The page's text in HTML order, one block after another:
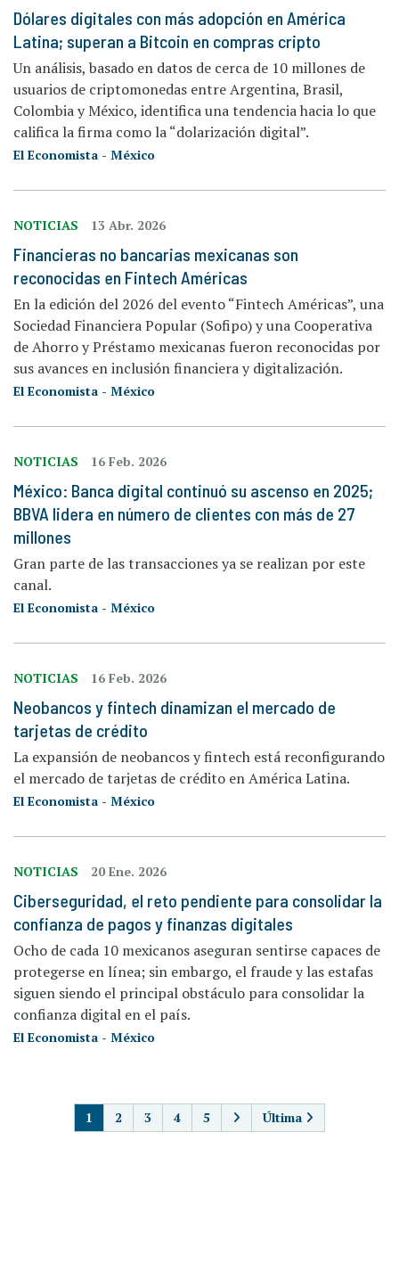
Dólares digitales con más adopción en América
Latina; superan a Bitcoin en compras cripto
Un análisis, basado en datos de cerca de 10 millones de
usuarios de criptomonedas entre Argentina, Brasil,
Colombia y México, identifica una tendencia hacia lo que
califica la firma como la “dolarización digital”.
El Economista - México
NOTICIAS 13 Abr. 2026
Financieras no bancarias mexicanas son
reconocidas en Fintech Américas
En la edición del 2026 del evento “Fintech Américas”, una
Sociedad Financiera Popular (Sofipo) y una Cooperativa
de Ahorro y Préstamo mexicanas fueron reconocidas por
sus avances en inclusión financiera y digitalización.
El Economista - México
NOTICIAS 16 Feb. 2026
México: Banca digital continuó su ascenso en 2025;
BBVA lidera en número de clientes con más de 27
millones
Gran parte de las transacciones ya se realizan por este
canal.
El Economista - México
NOTICIAS 16 Feb. 2026
Neobancos y fintech dinamizan el mercado de
tarjetas de crédito
La expansión de neobancos y fintech está reconfigurando
el mercado de tarjetas de crédito en América Latina.
El Economista - México
NOTICIAS 20 Ene. 2026
Ciberseguridad, el reto pendiente para consolidar la
confianza de pagos y finanzas digitales
Ocho de cada 10 mexicanos aseguran sentirse capaces de
protegerse en línea; sin embargo, el fraude y las estafas
siguen siendo el principal obstáculo para consolidar la
confianza digital en el país.
El Economista - México
1 2 3 4 5 Última